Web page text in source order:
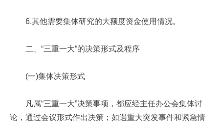
6.其他需要集体研究的大额度资金使用情况。
二、“三重一大”的决策形式及程序
(一)集体决策形式
凡属“三重一大”决策事项，都应经主任办公会集体讨
论，通过会议形式作出决策；如遇重大突发事件和紧急情